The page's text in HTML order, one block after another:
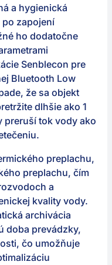
a hygienická
po zapojení
ho dodatočne
Senblecon pre
Bluetooth Low
že sa objekt
dlhšie ako 1
preruší tok vody ako
preplachu,
preplachu, čím
a
kvality vody.
archivácia
doba prevádzky,
čo umožňuje